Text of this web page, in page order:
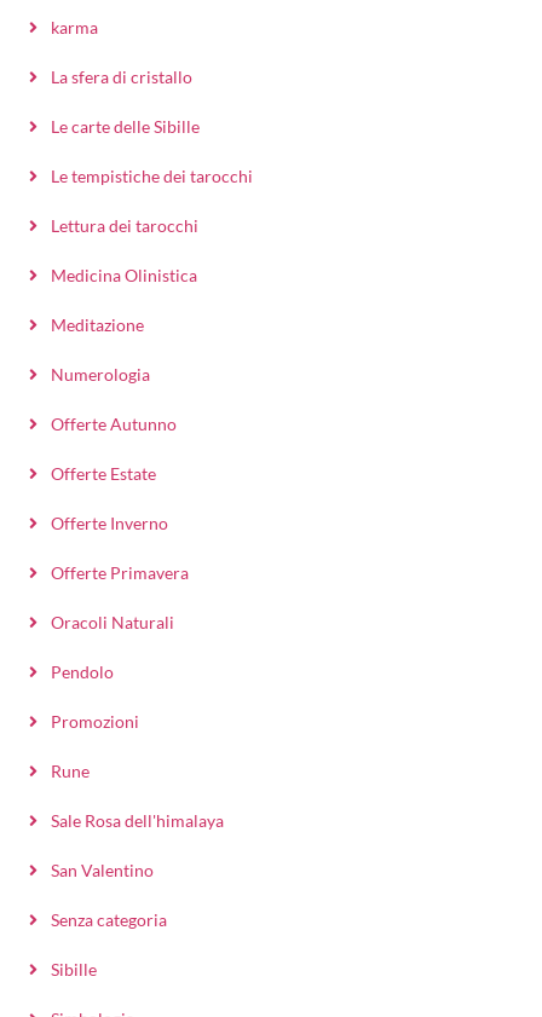
karma
La sfera di cristallo
Le carte delle Sibille
Le tempistiche dei tarocchi
Lettura dei tarocchi
Medicina Olinistica
Meditazione
Numerologia
Offerte Autunno
Offerte Estate
Offerte Inverno
Offerte Primavera
Oracoli Naturali
Pendolo
Promozioni
Rune
Sale Rosa dell'himalaya
San Valentino
Senza categoria
Sibille